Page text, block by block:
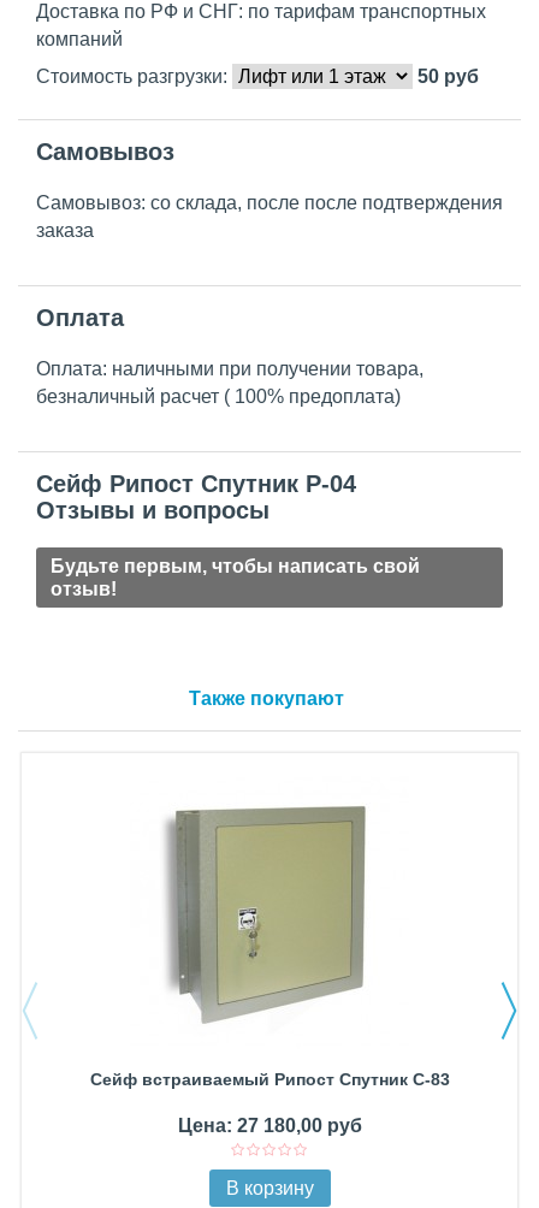
Доставка по РФ и СНГ: по тарифам транспортных
компаний
Стоимость разгрузки:
50 руб
Самовывоз
Самовывоз: со склада, после после подтверждения
заказа
Оплата
Оплата: наличными при получении товара,
безналичный расчет ( 100% предоплата)
Сейф Рипост Спутник Р-04
Отзывы и вопросы
Будьте первым, чтобы написать свой
отзыв!
Также покупают
Сейф встраиваемый Рипост Спутник С-83
Цена: 27 180,00 руб
В корзину